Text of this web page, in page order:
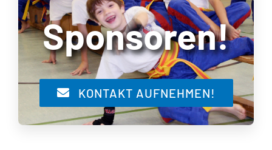
Sponsoren!
KONTAKT AUFNEHMEN!